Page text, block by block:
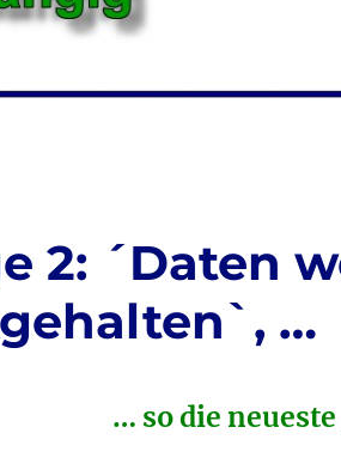
2: ´Daten
…
… so die neueste